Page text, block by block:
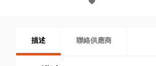
描述 聯絡供應商